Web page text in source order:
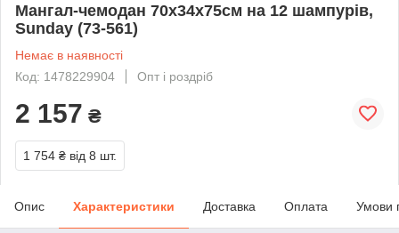
Мангал-чемодан 70х34х75см на 12 шампурів,
Sunday (73-561)
Немає в наявності
Код: 1478229904
Опт і роздріб
2 157 ₴
1 754 ₴ від 8 шт.
Опис Характеристики Доставка Оплата Умови